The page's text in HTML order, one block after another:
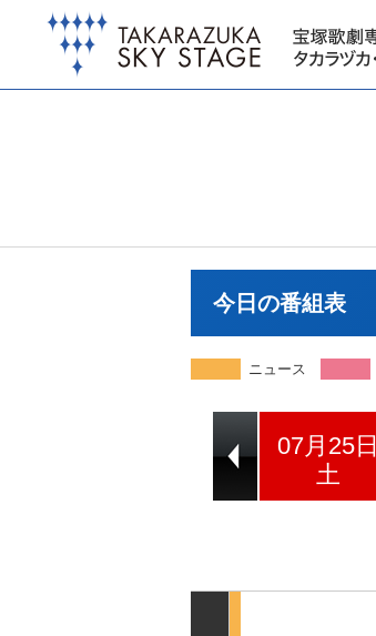
今日の番組表
ニュース
07月25日
土